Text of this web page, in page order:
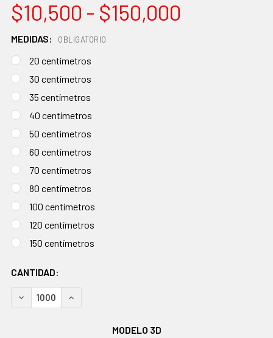
$10,500 - $150,000
MEDIDAS: OBLIGATORIO
20 centímetros
30 centímetros
35 centímetros
40 centímetros
50 centímetros
60 centímetros
70 centímetros
80 centímetros
100 centímetros
120 centímetros
150 centímetros
EXISTENCIAS
ACTUALES:
CANTIDAD:
DISMINUIR CANTIDAD:AUMENTAR CANTIDAD:
MODELO 3D